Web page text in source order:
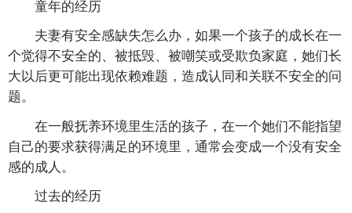
童年的经历
夫妻有安全感缺失怎么办，如果一个孩子的成长在一
个觉得不安全的、被抵毁、被嘲笑或受欺负家庭，她们长
大以后更可能出现依赖难题，造成认同和关联不安全的问
题。
在一般抚养环境里生活的孩子，在一个她们不能指望
自己的要求获得满足的环境里，通常会变成一个没有安全
感的成人。
过去的经历